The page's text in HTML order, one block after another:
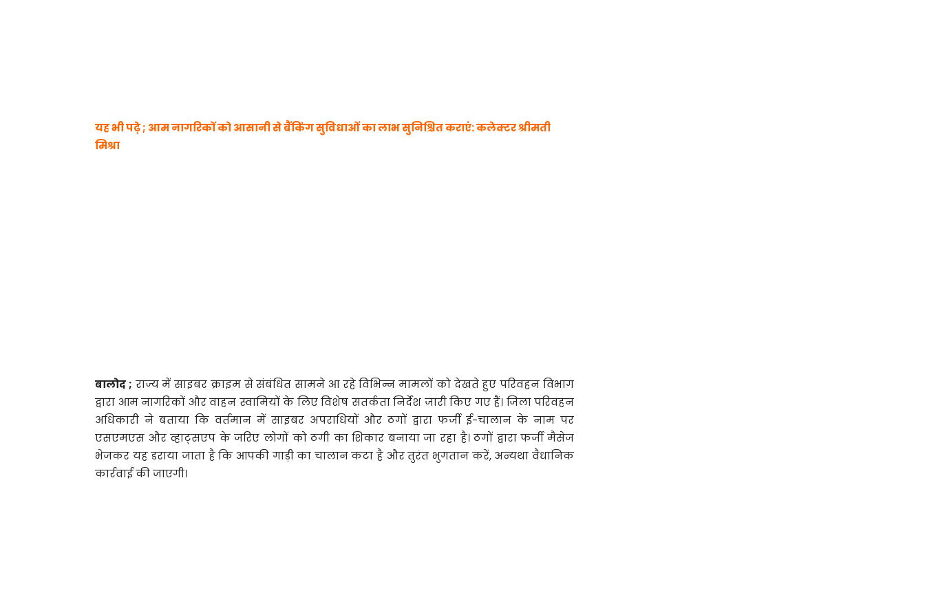
यह भी पढ़े ; आम नागरिकों को आसानी से बैंकिंग सुविधाओं का लाभ सुनिश्चित कराएं: कलेक्टर श्रीमती
मिश्रा
बालोद ; राज्य में साइबर क्राइम से संबंधित सामने आ रहे विभिन्न मामलों को देखते हुए परिवहन विभाग
द्वारा आम नागरिकों और वाहन स्वामियों के लिए विशेष सतर्कता निर्देश जारी किए गए हैं। जिला परिवहन
अधिकारी ने बताया कि वर्तमान में साइबर अपराधियों और ठगों द्वारा फर्जी ई-चालान के नाम पर
एसएमएस और व्हाट्सएप के जरिए लोगों को ठगी का शिकार बनाया जा रहा है। ठगों द्वारा फर्जी मैसेज
भेजकर यह डराया जाता है कि आपकी गाड़ी का चालान कटा है और तुरंत भुगतान करें, अन्यथा वैधानिक
कार्रवाई की जाएगी।